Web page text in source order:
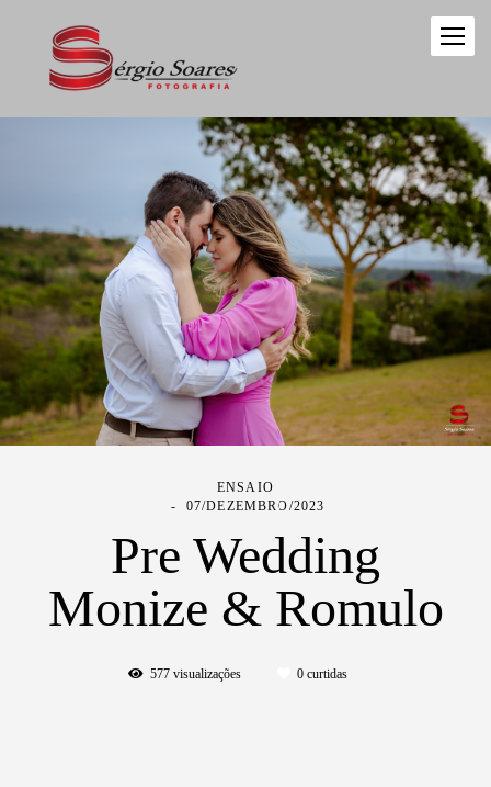
ENSAIO
07/DEZEMBRO/2023
Pre Wedding
Monize & Romulo
577visualizações 0curtidas